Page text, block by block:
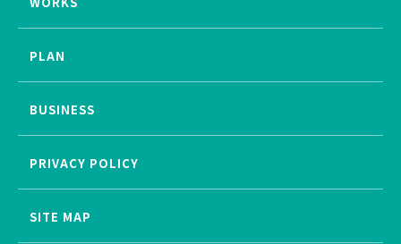
PLAN
BUSINESS
PRIVACY POLICY
SITE MAP